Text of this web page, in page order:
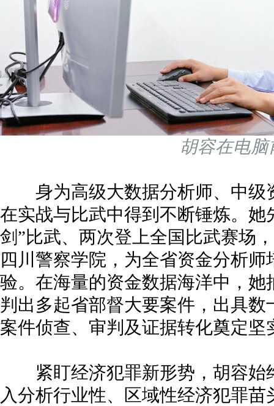
胡容在电脑
身为高级大数据分析师、中级
在实战与比武中得到不断锤炼。她
剑”比武、两次登上全国比武赛场
四川警察学院，为全省资金分析
验。在海量的资金数据海洋中，
判出多起省部督大要案件，出具
案件侦查、审判及证据转化奠定坚
紧盯经济犯罪新形势，胡容始
入分析行业性、区域性经济犯罪